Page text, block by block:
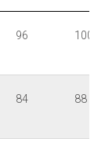
96 100
84 88